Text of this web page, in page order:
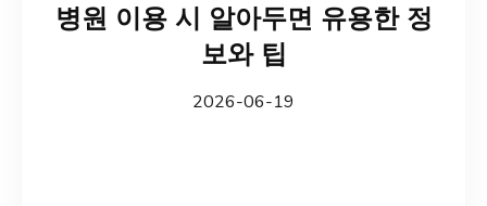
병원 이용 시 알아두면 유용한 정
보와 팁
2026-06-19